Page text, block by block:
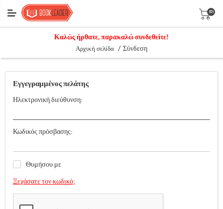
(0)
Καλώς ήρθατε, παρακαλώ συνδεθείτε!
Αρχική σελίδα / Σύνδεση
Εγγεγραμμένος πελάτης
Ηλεκτρονική διεύθυνση:
Κωδικός πρόσβασης:
Θυμήσου με
Ξεχάσατε τον κωδικό;